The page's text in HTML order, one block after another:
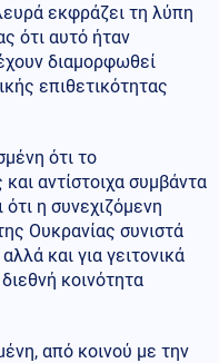
εκφράζει τη λύπη
ότι αυτό ήταν
διαμορφωθεί
επιθετικότητας
ότι το
αντίστοιχα συμβάντα
η συνεχιζόμενη
Ουκρανίας συνιστά
και για γειτονικά
κοινότητα
από κοινού με την